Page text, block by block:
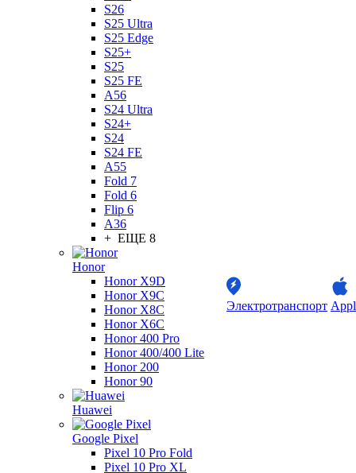
S26
S25 Ultra
S25 Edge
S25+
S25
S25 FE
A56
S24 Ultra
S24+
S24
S24 FE
A55
Fold 7
Fold 6
Flip 6
A36
+ ЕЩЕ 8
Honor
Honor X9D
Honor X9C
Honor X8C
Honor X6C
Honor 400 Pro
Honor 400/400 Lite
Honor 200
Honor 90
Huawei
Google Pixel
Pixel 10 Pro Fold
Pixel 10 Pro XL
Электротранспорт